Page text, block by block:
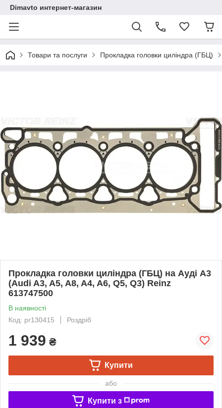
Dimavto интернет-магазин
Товари та послуги Прокладка головки циліндра (ГБЦ)
Прокладка головки циліндра (ГБЦ) на Ауді A3
(Audi A3, A5, A8, A4, A6, Q5, Q3) Reinz
613747500
В наявності
Код: pr130415
Роздріб
1 939 ₴
Купити
або
Купити з